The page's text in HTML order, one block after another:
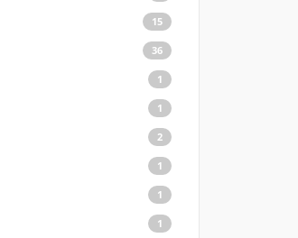
15
36
1
1
2
1
1
1